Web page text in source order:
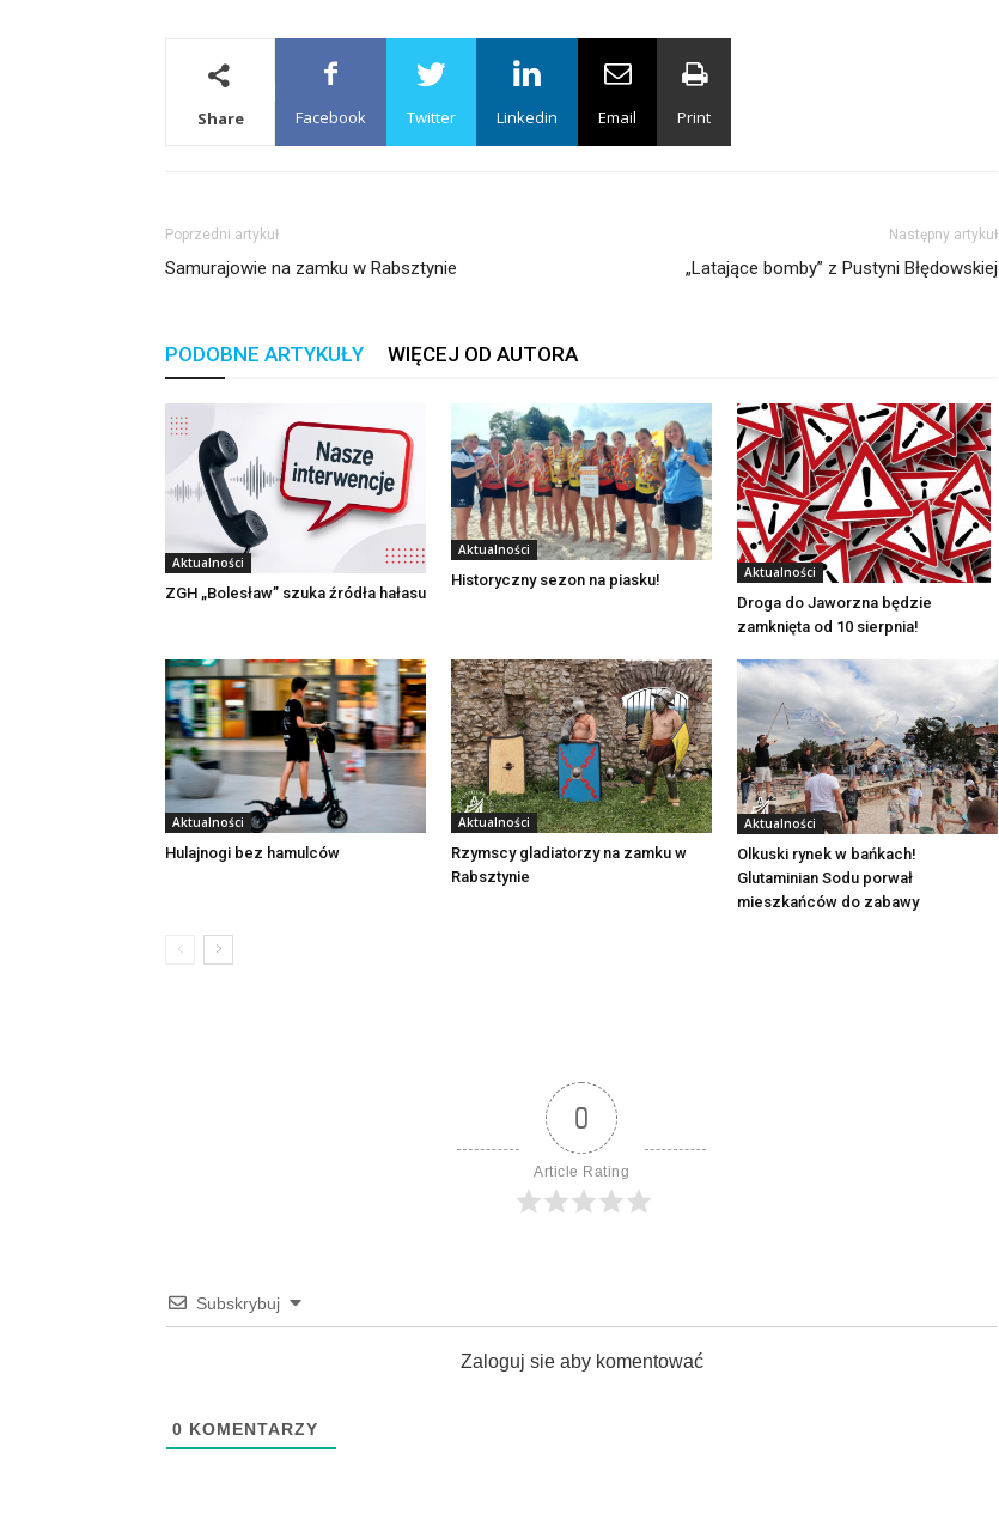
Share Facebook Twitter Linkedin Email Print
Poprzedni artykuł
Samurajowie na zamku w Rabsztynie
Następny artykuł
„Latające bomby” z Pustyni Błędowskiej
PODOBNE ARTYKUŁY WIĘCEJ OD AUTORA
Aktualności
ZGH „Bolesław” szuka źródła hałasu
Aktualności
Historyczny sezon na piasku! Aktualności
Droga do Jaworzna będzie
zamknięta od 10 sierpnia!
Aktualności
Hulajnogi bez hamulców
Aktualności
Rzymscy gladiatorzy na zamku w
Rabsztynie
Aktualności
Olkuski rynek w bańkach!
Glutaminian Sodu porwał
mieszkańców do zabawy
0
Article Rating
Subskrybuj
Zaloguj sie aby komentować
0 KOMENTARZY